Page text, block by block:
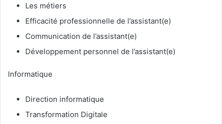
Les métiers
Efficacité professionnelle de l’assistant(e)
Communication de l’assistant(e)
Développement personnel de l’assistant(e)
Informatique
Direction informatique
Transformation Digitale